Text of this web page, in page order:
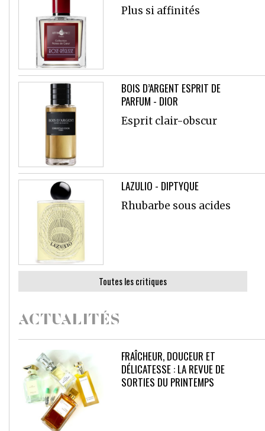
Plus si affinités
BOIS D’ARGENT ESPRIT DE
PARFUM - DIOR
Esprit clair-obscur
LAZULIO - DIPTYQUE
Rhubarbe sous acides
Toutes les critiques
ACTUALITÉS
FRAÎCHEUR, DOUCEUR ET
DÉLICATESSE : LA REVUE DE
SORTIES DU PRINTEMPS